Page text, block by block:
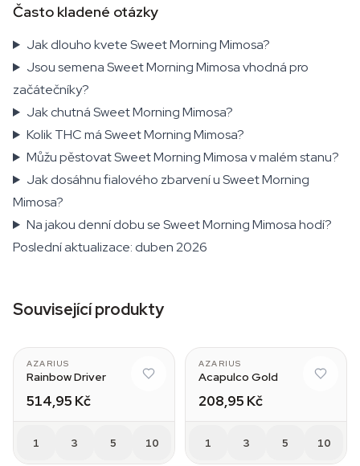
Často kladené otázky
Jak dlouho kvete Sweet Morning Mimosa?
Jsou semena Sweet Morning Mimosa vhodná pro
začátečníky?
Jak chutná Sweet Morning Mimosa?
Kolik THC má Sweet Morning Mimosa?
Můžu pěstovat Sweet Morning Mimosa v malém stanu?
Jak dosáhnu fialového zbarvení u Sweet Morning
Mimosa?
Na jakou denní dobu se Sweet Morning Mimosa hodí?
Poslední aktualizace: duben 2026
Související produkty
AZARIUS
Rainbow Driver
514,95 Kč
1 3 5 10
AZARIUS
Acapulco Gold
208,95 Kč
1 3 5 10